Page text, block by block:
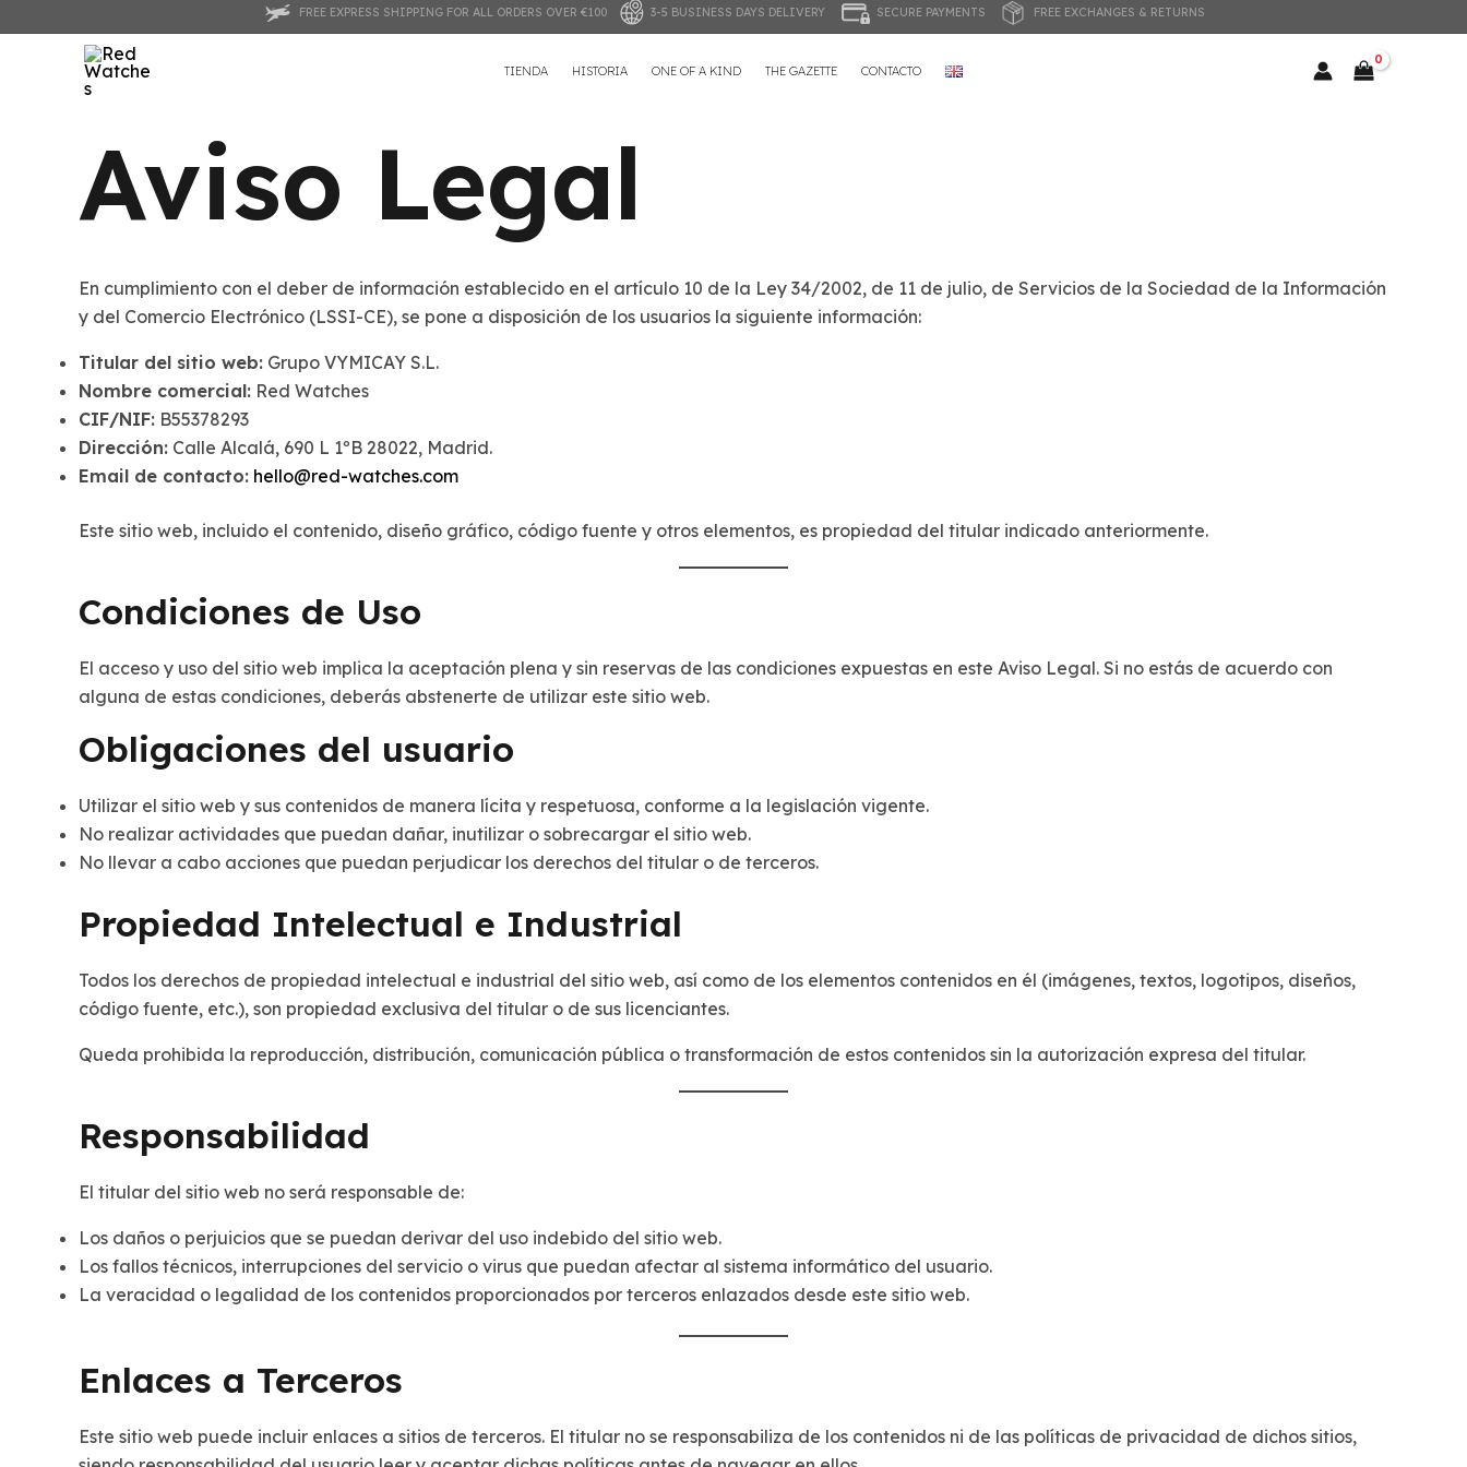
FREE EXPRESS SHIPPING FOR ALL ORDERS OVER €100 3-5 BUSINESS DAYS DELIVERY SECURE PAYMENTS FREE EXCHANGES & RETURNS
TIENDA HISTORIA ONE OF A KIND THE GAZETTE CONTACTO
Aviso Legal
En cumplimiento con el deber de información establecido en el artículo 10 de la Ley 34/2002, de 11 de julio, de Servicios de la Sociedad de la Información
y del Comercio Electrónico (LSSI-CE), se pone a disposición de los usuarios la siguiente información:
Titular del sitio web: Grupo VYMICAY S.L.
Nombre comercial: Red Watches
CIF/NIF: B55378293
Dirección: Calle Alcalá, 690 L 1ºB 28022, Madrid.
Email de contacto: hello@red-watches.com
Este sitio web, incluido el contenido, diseño gráfico, código fuente y otros elementos, es propiedad del titular indicado anteriormente.
Condiciones de Uso
El acceso y uso del sitio web implica la aceptación plena y sin reservas de las condiciones expuestas en este Aviso Legal. Si no estás de acuerdo con
alguna de estas condiciones, deberás abstenerte de utilizar este sitio web.
Obligaciones del usuario
Utilizar el sitio web y sus contenidos de manera lícita y respetuosa, conforme a la legislación vigente.
No realizar actividades que puedan dañar, inutilizar o sobrecargar el sitio web.
No llevar a cabo acciones que puedan perjudicar los derechos del titular o de terceros.
Propiedad Intelectual e Industrial
Todos los derechos de propiedad intelectual e industrial del sitio web, así como de los elementos contenidos en él (imágenes, textos, logotipos, diseños,
código fuente, etc.), son propiedad exclusiva del titular o de sus licenciantes.
Queda prohibida la reproducción, distribución, comunicación pública o transformación de estos contenidos sin la autorización expresa del titular.
Responsabilidad
El titular del sitio web no será responsable de:
Los daños o perjuicios que se puedan derivar del uso indebido del sitio web.
Los fallos técnicos, interrupciones del servicio o virus que puedan afectar al sistema informático del usuario.
La veracidad o legalidad de los contenidos proporcionados por terceros enlazados desde este sitio web.
Enlaces a Terceros
Este sitio web puede incluir enlaces a sitios de terceros. El titular no se responsabiliza de los contenidos ni de las políticas de privacidad de dichos sitios,